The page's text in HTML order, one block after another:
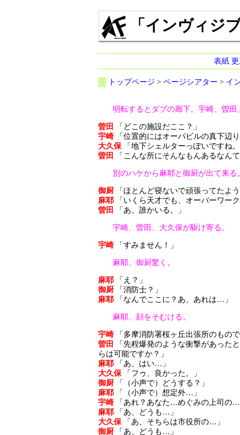
「インヴィジ
表紙
トップページ > ページシアター > イ
明転するとダブの廊下。宇崎、曽田
曽田
「どこの施設だここ？」
宇崎「位置的にはオーパビルの真下辺り
大久保「地下シェルターっぽいですね。
曽田
「こんな所にそんなもんあるなん
別のハケから麻耶と御厨が出て来る
御厨「ほとんど寝ないで頑張ってたよう
麻耶「いくら天才でも、オーバーワーク
曽田
「あ、誰かいる。」
宇崎、曽田、大久保が駆け寄る。
宇崎「すみません！」
麻耶、御厨驚く。
麻耶「え？」
御厨「消防士？」
麻耶「なんでここに？あ、あれは…」
麻耶、顔をそむける。
宇崎「多摩消防署桜ヶ丘出張所のもので
曽田
「先程爆発のような衝撃があった
らは可能ですか？」
麻耶「あ、はい…」
大久保「フゥ、良かった。」
御厨「（小声で）どうする？」
麻耶「（小声で）想定外…」
宇崎「あれ？あなた…めぐみの上司の…
麻耶「あ、どうも…」
大久保「あ、そちらは市役所の…」
御厨「あ、どうも…」